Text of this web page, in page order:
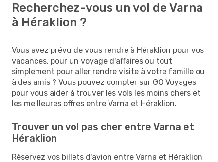
Recherchez-vous un vol de Varna
à Héraklion ?
Vous avez prévu de vous rendre à Héraklion pour vos
vacances, pour un voyage d'affaires ou tout
simplement pour aller rendre visite à votre famille ou
à des amis ? Vous pouvez compter sur GO Voyages
pour vous aider à trouver les vols les moins chers et
les meilleures offres entre Varna et Héraklion.
Trouver un vol pas cher entre Varna et
Héraklion
Réservez vos billets d'avion entre Varna et Héraklion